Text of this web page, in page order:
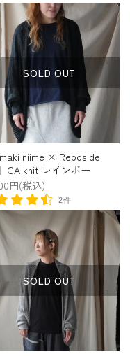
SOLD OUT
niime × Repos de
CA knit レインボー
円(税込)
2件
SOLD OUT